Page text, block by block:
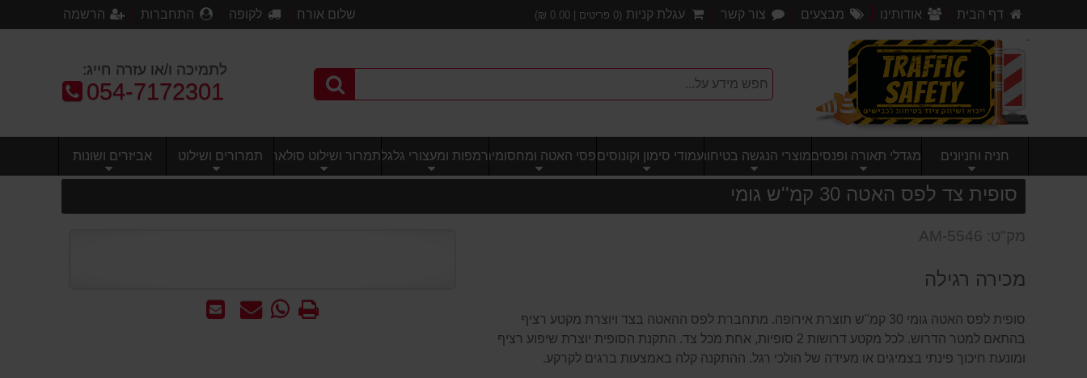
דף הבית אודותינו מבצעים צור קשר עגלת קניות (
0 פריטים | 0.00
₪) שלום אורח לקופה התחברות הרשמה
לתמיכה ו/או עזרה חייג:
טלפון:
054-7172301
חניה וחניונים מגדלי תאורה ופנסיםמוצרי הנגשה בטיחותיעמודי סימון וקונוסיםפסי האטה ומחסומיםרמפות ומעצורי גלגלתמרור ושילוט סולארי תמרורים ושילוט אביזרים ושונות
סופית צד לפס האטה 30 קמ''ש גומי
שלח
שאל WhatsApp
מק"ט: AM-5546
מכירה רגילה
סופית לפס האטה גומי 30 קמ"ש תוצרת אירופה. מתחברת לפס ההאטה בצד ויוצרת מקטע רציף
בהתאם למטר הדרוש. לכל מקטע דרושות 2 סופיות, אחת מכל צד. התקנת הסופית יוצרת שיפוע רציף
ומונעת חיכוך פינתי בצמיגים או מעידה של הולכי רגל. ההתקנה קלה באמצעות ברגים לקרקע.